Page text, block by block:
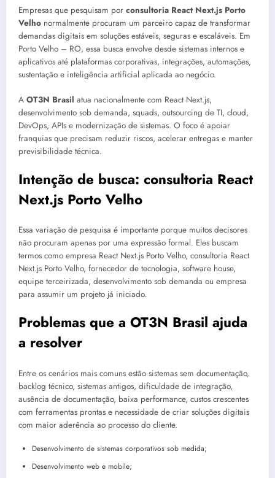
Empresas que pesquisam por consultoria React Next.js Porto
Velho normalmente procuram um parceiro capaz de transformar
demandas digitais em soluções estáveis, seguras e escaláveis. Em
Porto Velho – RO, essa busca envolve desde sistemas internos e
aplicativos até plataformas corporativas, integrações, automações,
sustentação e inteligência artificial aplicada ao negócio.
A OT3N Brasil atua nacionalmente com React Next.js,
desenvolvimento sob demanda, squads, outsourcing de TI, cloud,
DevOps, APIs e modernização de sistemas. O foco é apoiar
franquias que precisam reduzir riscos, acelerar entregas e manter
previsibilidade técnica.
Intenção de busca: consultoria React
Next.js Porto Velho
Essa variação de pesquisa é importante porque muitos decisores
não procuram apenas por uma expressão formal. Eles buscam
termos como empresa React Next.js Porto Velho, consultoria React
Next.js Porto Velho, fornecedor de tecnologia, software house,
equipe terceirizada, desenvolvimento sob demanda ou empresa
para assumir um projeto já iniciado.
Problemas que a OT3N Brasil ajuda
a resolver
Entre os cenários mais comuns estão sistemas sem documentação,
backlog técnico, sistemas antigos, dificuldade de integração,
ausência de documentação, baixa performance, custos crescentes
com ferramentas prontas e necessidade de criar soluções digitais
com maior aderência ao processo do cliente.
Desenvolvimento de sistemas corporativos sob medida;
Desenvolvimento web e mobile;